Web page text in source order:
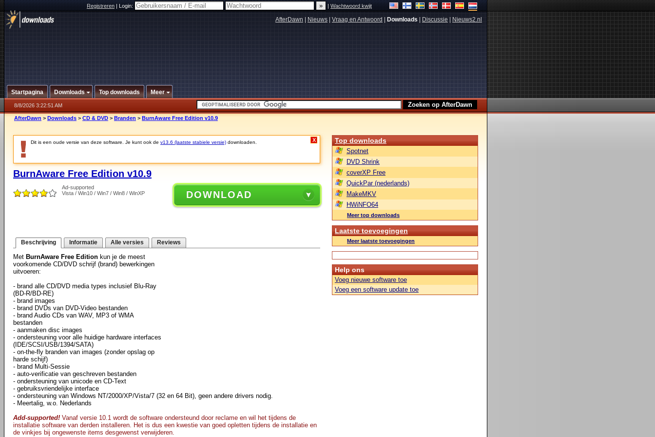
Registreren|Login: |Wachtwoord kwijt
AfterDawn Nieuws Vraag en Antwoord Downloads Discussie Nieuws2.nl
Startpagina Downloads Top downloads Meer
8/8/2026 3:22:51 AM
AfterDawn > Downloads > CD & DVD > Branden > BurnAware Free Edition v10.9
Dit is een oude versie van deze software. Je kunt ook de v13.6 (laatste stabiele versie) downloaden. X
BurnAware Free Edition v10.9
Ad-supported
Vista / Win10 / Win7 / Win8 / WinXP
DOWNLOAD
Beschrijving Informatie Alle versies Reviews
Met BurnAware Free Edition kun je de meest
voorkomende CD/DVD schrijf (brand) bewerkingen
uitvoeren:
- brand alle CD/DVD media types inclusief Blu-Ray
(BD-R/BD-RE)
- brand images
- brand DVDs van DVD-Video bestanden
- brand Audio CDs van WAV, MP3 of WMA
bestanden
- aanmaken disc images
- ondersteuning voor alle huidige hardware interfaces
(IDE/SCSI/USB/1394/SATA)
- on-the-fly branden van images (zonder opslag op
harde schijf)
- brand Multi-Sessie
- auto-verificatie van geschreven bestanden
- ondersteuning van unicode en CD-Text
- gebruiksvriendelijke interface
- ondersteuning van Windows NT/2000/XP/Vista/7 (32 en 64 Bit), geen andere drivers nodig.
- Meertalig, w.o. Nederlands
Add-supported! Vanaf versie 10.1 wordt de software ondersteund door reclame en wil het tijdens de
installatie software van derden installeren. Het is dus een kwestie van goed opletten tijdens de installatie en
de vinkjes bij ongewenste items desgewenst verwijderen.
Top downloads
Spotnet
DVD Shrink
coverXP Free
QuickPar (nederlands)
MakeMKV
HWiNFO64
Meer top downloads
Laatste toevoegingen
Meer laatste toevoegingen
Help ons
Voeg nieuwe software toe
Voeg een software update toe